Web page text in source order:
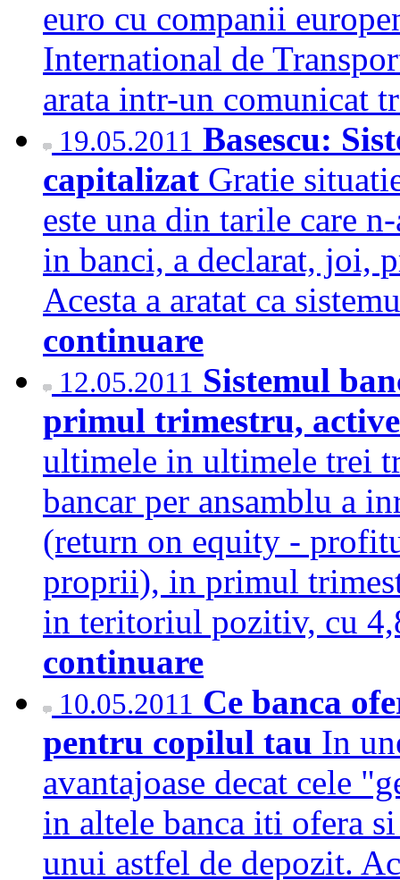
euro cu companii
International de
arata intr-un comunicat
19.05.2011 Basescu:
capitalizat Gratie
este una din tarile care
in banci, a declarat, joi,
Acesta a aratat ca
continuare
12.05.2011 Sistemul
primul trimestru,
ultimele in ultimele trei
bancar per ansamblu a
(return on equity -
proprii), in primul
in teritoriul pozitiv, cu
continuare
10.05.2011 Ce banca
pentru copilul tau In
avantajoase decat cele
in altele banca iti ofera
unui astfel de depozit.